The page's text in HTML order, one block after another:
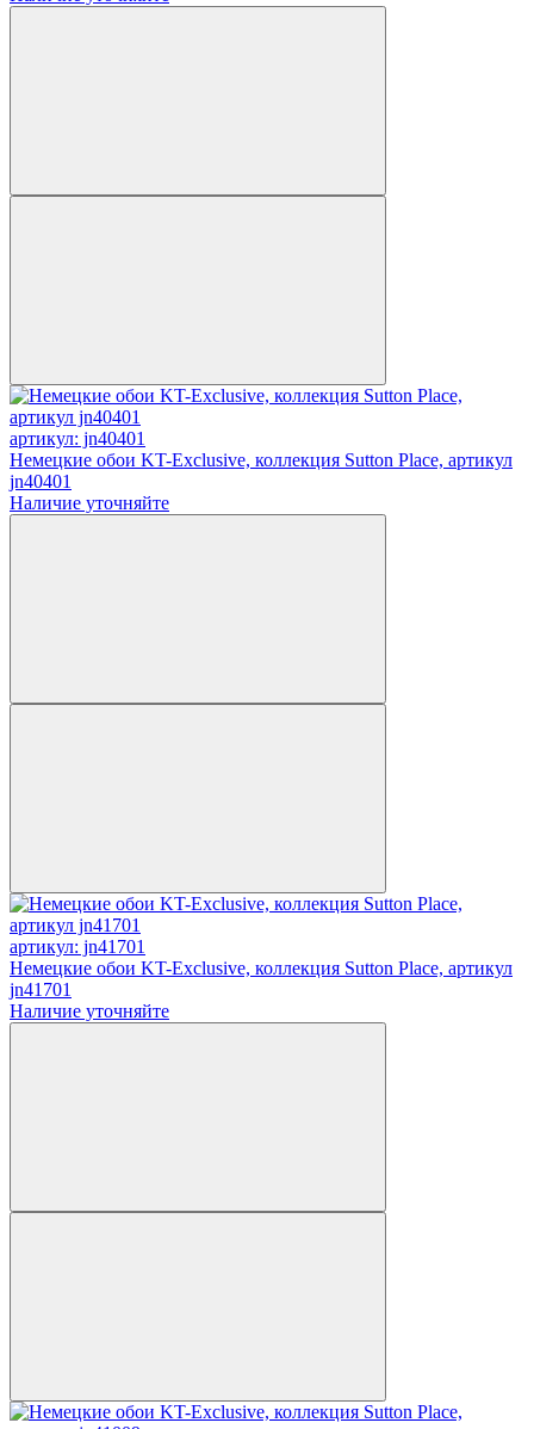
артикул: jn40401
Немецкие обои KT-Exclusive, коллекция Sutton Place, артикул
jn40401
Наличие уточняйте
артикул: jn41701
Немецкие обои KT-Exclusive, коллекция Sutton Place, артикул
jn41701
Наличие уточняйте